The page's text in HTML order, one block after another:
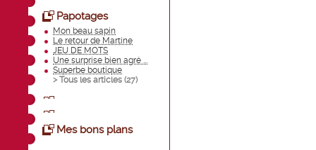
Papotages
Mon beau sapin
Le retour de Martine
JEU DE MOTS
Une surprise bien agré ...
Superbe boutique
> Tous les articles (27)
Mes bons plans